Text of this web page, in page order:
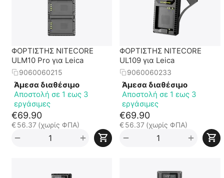
ΦΟΡΤΙΣΤΗΣ NITECORE
ULM10 Pro για Leica
9060060215
Άμεσα διαθέσιμο
Αποστολή σε 1 εως 3
εργάσιμες
€69.90
€ 56.37 (χωρίς ΦΠΑ)
+
−
ΦΟΡΤΙΣΤΗΣ NITECORE
UL109 για Leica
9060060233
Άμεσα διαθέσιμο
Αποστολή σε 1 εως 3
εργάσιμες
€69.90
€56.37 (χωρίς ΦΠΑ)
+
−